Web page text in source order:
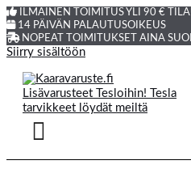
ILMAINEN TOIMITUS YLI 90 €
14 PÄIVÄN PALAUTUSOIKEUS
NOPEAT TOIMITUKSET AINA
Siirry sisältöön